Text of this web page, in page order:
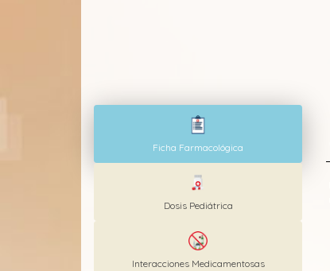
Ficha Farmacológica
Dosis Pediátrica
Interacciones Medicamentosas